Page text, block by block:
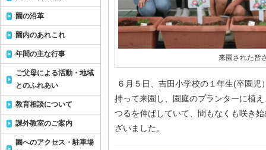
来園された皆
６月５日、吉田小学校の１年生(卒園
持って来園し、園庭のプランターに植
つるを伸ばしていて、間もなくも咲き
ざいました。
園の沿革
園内のあれこれ
年間の主な行事
ご父母による活動・地域
とのふれあい
教育相談について
課外教室のご案内
園へのアクセス・駐車場